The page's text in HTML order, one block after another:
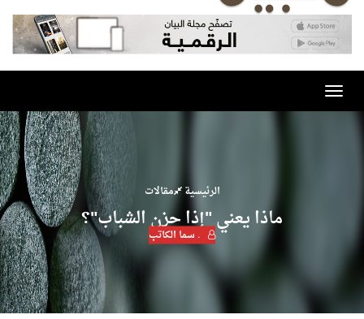
Toggle
navigation
الرئيسية مقالات
ماذا يعني "إذا حزن الشباب"؟
. سما الكاتب